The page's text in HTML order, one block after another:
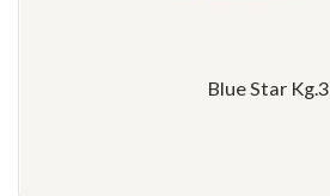
Blue Star Kg.3